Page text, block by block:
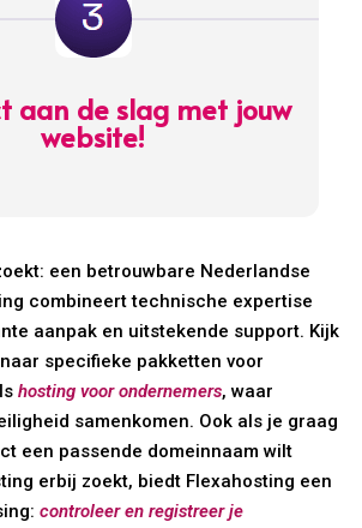
aan de slag met jouw
website!
een betrouwbare Nederlandse
combineert technische expertise
aanpak en uitstekende support. Kijk
specifieke pakketten voor
hosting voor ondernemers, waar
samenkomen. Ook als je graag
een passende domeinnaam wilt
erbij zoekt, biedt Flexahosting een
controleer en registreer je